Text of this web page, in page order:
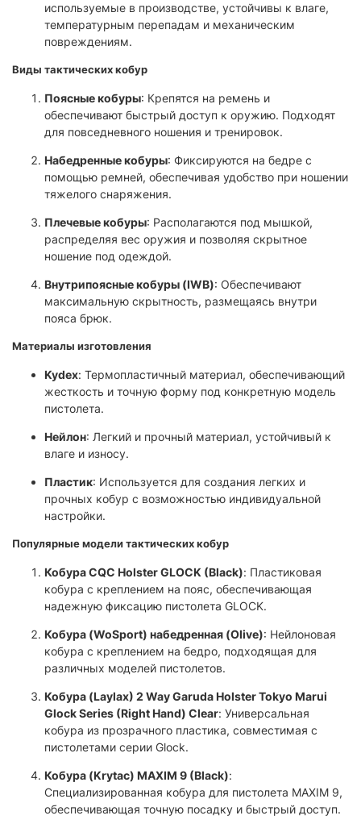
используемые в производстве, устойчивы к влаге,
температурным перепадам и механическим
повреждениям.
Виды тактических кобур
Поясные кобуры: Крепятся на ремень и
обеспечивают быстрый доступ к оружию. Подходят
для повседневного ношения и тренировок.
Набедренные кобуры: Фиксируются на бедре с
помощью ремней, обеспечивая удобство при ношении
тяжелого снаряжения.
Плечевые кобуры: Располагаются под мышкой,
распределяя вес оружия и позволяя скрытное
ношение под одеждой.
Внутрипоясные кобуры (IWB): Обеспечивают
максимальную скрытность, размещаясь внутри
пояса брюк.
Материалы изготовления
Kydex: Термопластичный материал, обеспечивающий
жесткость и точную форму под конкретную модель
пистолета.
Нейлон: Легкий и прочный материал, устойчивый к
влаге и износу.
Пластик: Используется для создания легких и
прочных кобур с возможностью индивидуальной
настройки.
Популярные модели тактических кобур
Кобура CQC Holster GLOCK (Black): Пластиковая
кобура с креплением на пояс, обеспечивающая
надежную фиксацию пистолета GLOCK.
Кобура (WoSport) набедренная (Olive): Нейлоновая
кобура с креплением на бедро, подходящая для
различных моделей пистолетов.
Кобура (Laylax) 2 Way Garuda Holster Tokyo Marui
Glock Series (Right Hand) Clear: Универсальная
кобура из прозрачного пластика, совместимая с
пистолетами серии Glock.
Кобура (Krytac) MAXIM 9 (Black):
Специализированная кобура для пистолета MAXIM 9,
обеспечивающая точную посадку и быстрый доступ.